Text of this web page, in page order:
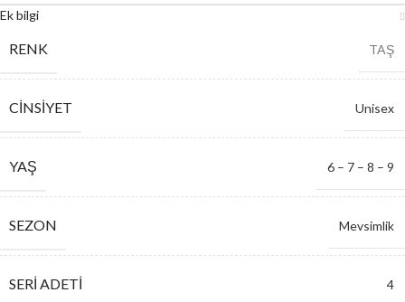
Ek bilgi
RENK TAŞ
CINSIYET Unisex
YAŞ 6 – 7 – 8 – 9
SEZON Mevsimlik
SERI ADETI 4